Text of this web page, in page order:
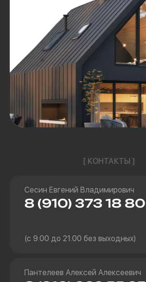
[ КОНТАКТЫ ]
Сесин Евгений Владимирович
8 (910) 373 18 80
(с 9.00 до 21.00 без выходных)
Пантелеев Алексей Алексеевич